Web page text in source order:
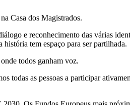
Casa dos Magistrados.
e reconhecimento das várias
tem espaço para ser partilhada.
todos ganham voz.
todas as pessoas a participar